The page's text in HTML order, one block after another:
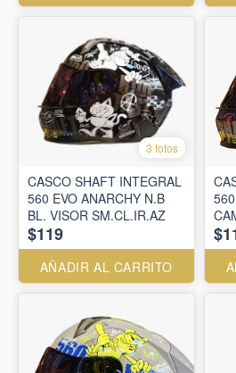
3 fotos
CASCO SHAFT INTEGRAL
560 EVO ANARCHY N.B
BL. VISOR SM.CL.IR.AZ
$119
AÑADIR AL CARRITO